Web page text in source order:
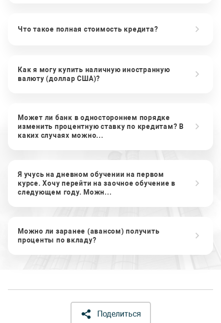
Что такое полная стоимость кредита?
Как я могу купить наличную иностранную
валюту (доллар США)?
Может ли банк в одностороннем порядке
изменить процентную ставку по кредитам? В
каких случаях можно...
Я учусь на дневном обучении на первом
курсе. Хочу перейти на заочное обучение в
следующем году. Можн...
Можно ли заранее (авансом) получить
проценты по вкладу?
Поделиться